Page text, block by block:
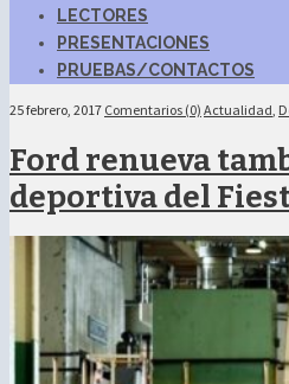
LECTORES
PRESENTACIONES
PRUEBAS/CONTACTOS
25 febrero, 2017 Comentarios (0) Actualidad,
Ford renueva
deportiva del